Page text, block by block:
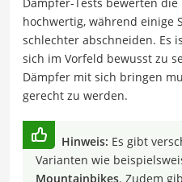
hochwertig, während einige
schlechter abschneiden. Es
sich im Vorfeld bewusst zu
Dämpfer mit sich bringen
gerecht zu werden.
Hinweis: Es gibt
Varianten wie
Mountainbikes. Zudem